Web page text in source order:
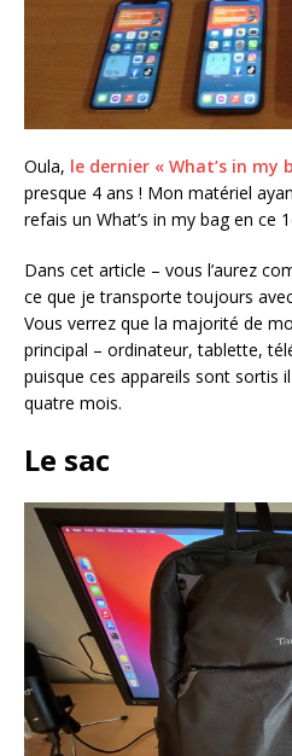
Oula, le dernier « What’s in my
presque 4 ans ! Mon matériel
refais un What’s in my bag en ce
Dans cet article – vous l’aurez
ce que je transporte toujours
Vous verrez que la majorité de
principal – ordinateur, tablette,
puisque ces appareils sont sortis
quatre mois.
Le sac